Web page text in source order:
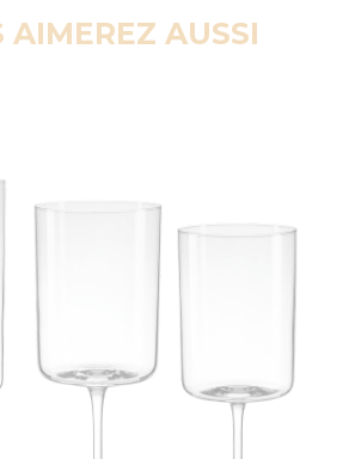
AIMEREZ AUSSI